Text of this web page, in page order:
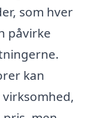
som hver
påvirke
kan